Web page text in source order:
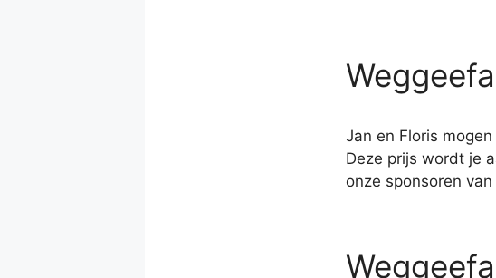
Jan en Floris
Deze prijs wordt je
onze sponsoren